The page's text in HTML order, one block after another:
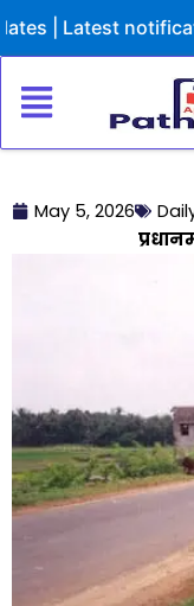
to
| Latest
May 5, 2026